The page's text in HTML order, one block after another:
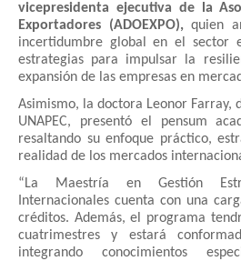
vicepresidenta ejecutiva de la
Exportadores (ADOEXPO),quien
incertidumbre global en el sector
estrategias para impulsar la
expansión de las empresas en
Asimismo, la doctora Leonor Farray,
UNAPEC, presentó el pensum
resaltando su enfoque práctico,
realidad de los mercados
“La Maestría en Gestión
Internacionales cuenta con una
créditos. Además, el programa
cuatrimestres y estará
integrando conocimientos